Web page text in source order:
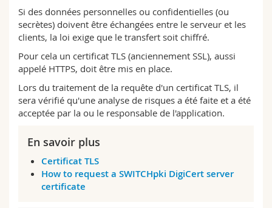
Formation continue
Lettres et sciences humaines
Sciences de l'éducation et de la formation
Sciences et médecine
Interfacultaire
Médias
Chercheurs
Collaborateurs
Doctorants
Plan d'accès
Bibliothèques
Webmail
Programme des cours
MyUnifr
Si des données personnelles ou confidentielles (ou
secrètes) doivent être échangées entre le serveur et les
clients, la loi exige que le transfert soit chiffré.
Pour cela un certificat TLS (anciennement SSL), aussi
appelé HTTPS, doit être mis en place.
Lors du traitement de la requête d'un certificat TLS, il
sera vérifié qu'une analyse de risques a été faite et a été
acceptée par la ou le responsable de l'application.
En savoir plus
Certificat TLS
How to request a SWITCHpki DigiCert server
certificate